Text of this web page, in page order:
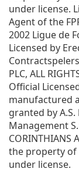
under license.
Agent of the
2002 Ligue de
Licensed by
Contractspelers
PLC, ALL
Official
manufactured
granted by A.S.
Management
the property of
under license.